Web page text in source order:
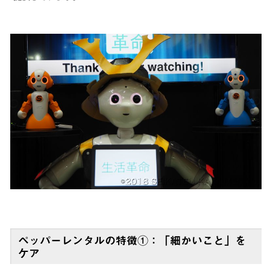
ペッパーレンタルの特徴①：「細かいこと」を
ケア